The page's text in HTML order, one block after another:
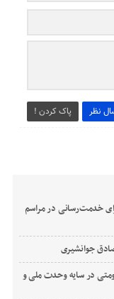
نظر پاک کردن !
خدمت‌رسانی در مراسم
جوانشیری
سال اقتصاد مقاومتی در سایه وحدت ملی و